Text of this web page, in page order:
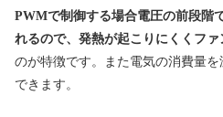
PWMで制御する場合電圧の前段階
れるので、発熱が起こりにくくフ
のが特徴です。また電気の消費量
できます。